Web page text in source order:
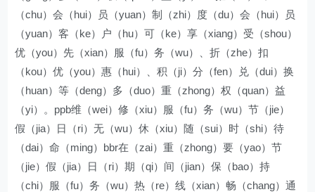
（chu）会（hui）员（yuan）制（zhi）度（du）会（hui）员
（yuan）客（ke）户（hu）可（ke）享（xiang）受（shou）
优（you）先（xian）服（fu）务（wu）、折（zhe）扣
（kou）优（you）惠（hui）、积（ji）分（fen）兑（dui）换
（huan）等（deng）多（duo）重（zhong）权（quan）益
（yi）。ppb维（wei）修（xiu）服（fu）务（wu）节（jie）
假（jia）日（ri）无（wu）休（xiu）随（sui）时（shi）待
（dai）命（ming）bbr在（zai）重（zhong）要（yao）节
（jie）假（jia）日（ri）期（qi）间（jian）保（bao）持
（chi）服（fu）务（wu）热（re）线（xian）畅（chang）通